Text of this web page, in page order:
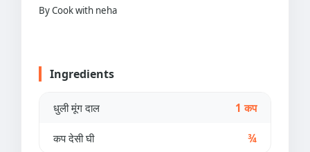
By Cook with neha
Ingredients
धुली मूंग दाल 1 कप
कप देसी घी ¾